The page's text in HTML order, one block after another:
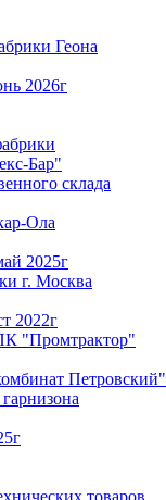
Геона
2026г
Бар"
склада
Ола
2025г
г. Москва
2022г
"Промтрактор"
Петровский"
товаров